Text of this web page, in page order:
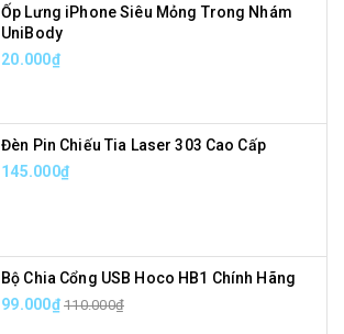
Ốp Lưng iPhone Siêu Mỏng Trong Nhám
UniBody
20.000₫
Đèn Pin Chiếu Tia Laser 303 Cao Cấp
145.000₫
Bộ Chia Cổng USB Hoco HB1 Chính Hãng
99.000₫ 110.000₫